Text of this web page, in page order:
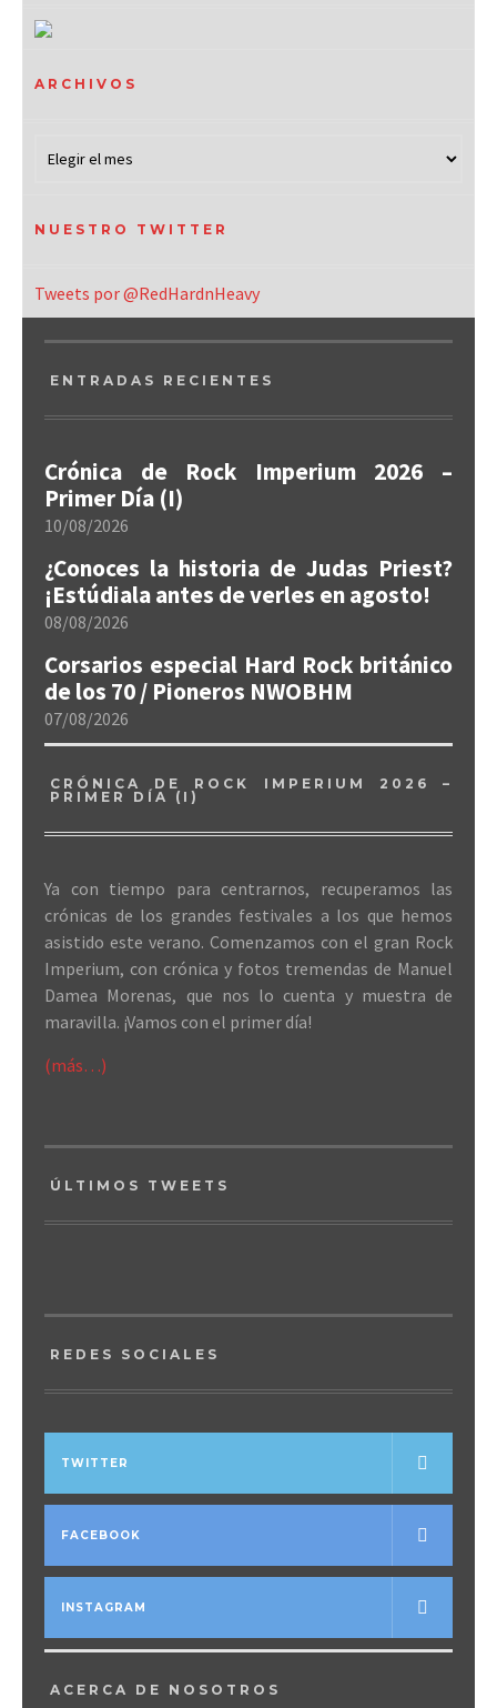
ARCHIVOS
NUESTRO TWITTER
Tweets por @RedHardnHeavy
ENTRADAS RECIENTES
Crónica de Rock Imperium 2026 –
Primer Día (I)
10/08/2026
¿Conoces la historia de Judas Priest?
¡Estúdiala antes de verles en agosto!
08/08/2026
Corsarios especial Hard Rock británico
de los 70 / Pioneros NWOBHM
07/08/2026
CRÓNICA DE ROCK IMPERIUM 2026 –
PRIMER DÍA (I)
Ya con tiempo para centrarnos, recuperamos las
crónicas de los grandes festivales a los que hemos
asistido este verano. Comenzamos con el gran Rock
Imperium, con crónica y fotos tremendas de Manuel
Damea Morenas, que nos lo cuenta y muestra de
maravilla. ¡Vamos con el primer día!
(más…)
ÚLTIMOS TWEETS
REDES SOCIALES
TWITTER
FACEBOOK
INSTAGRAM
ACERCA DE NOSOTROS